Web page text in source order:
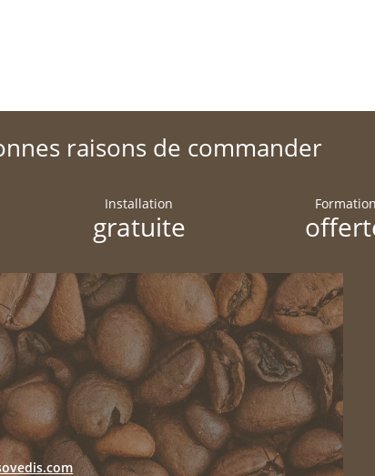
raisons de commander
Installation
gratuite
Formation